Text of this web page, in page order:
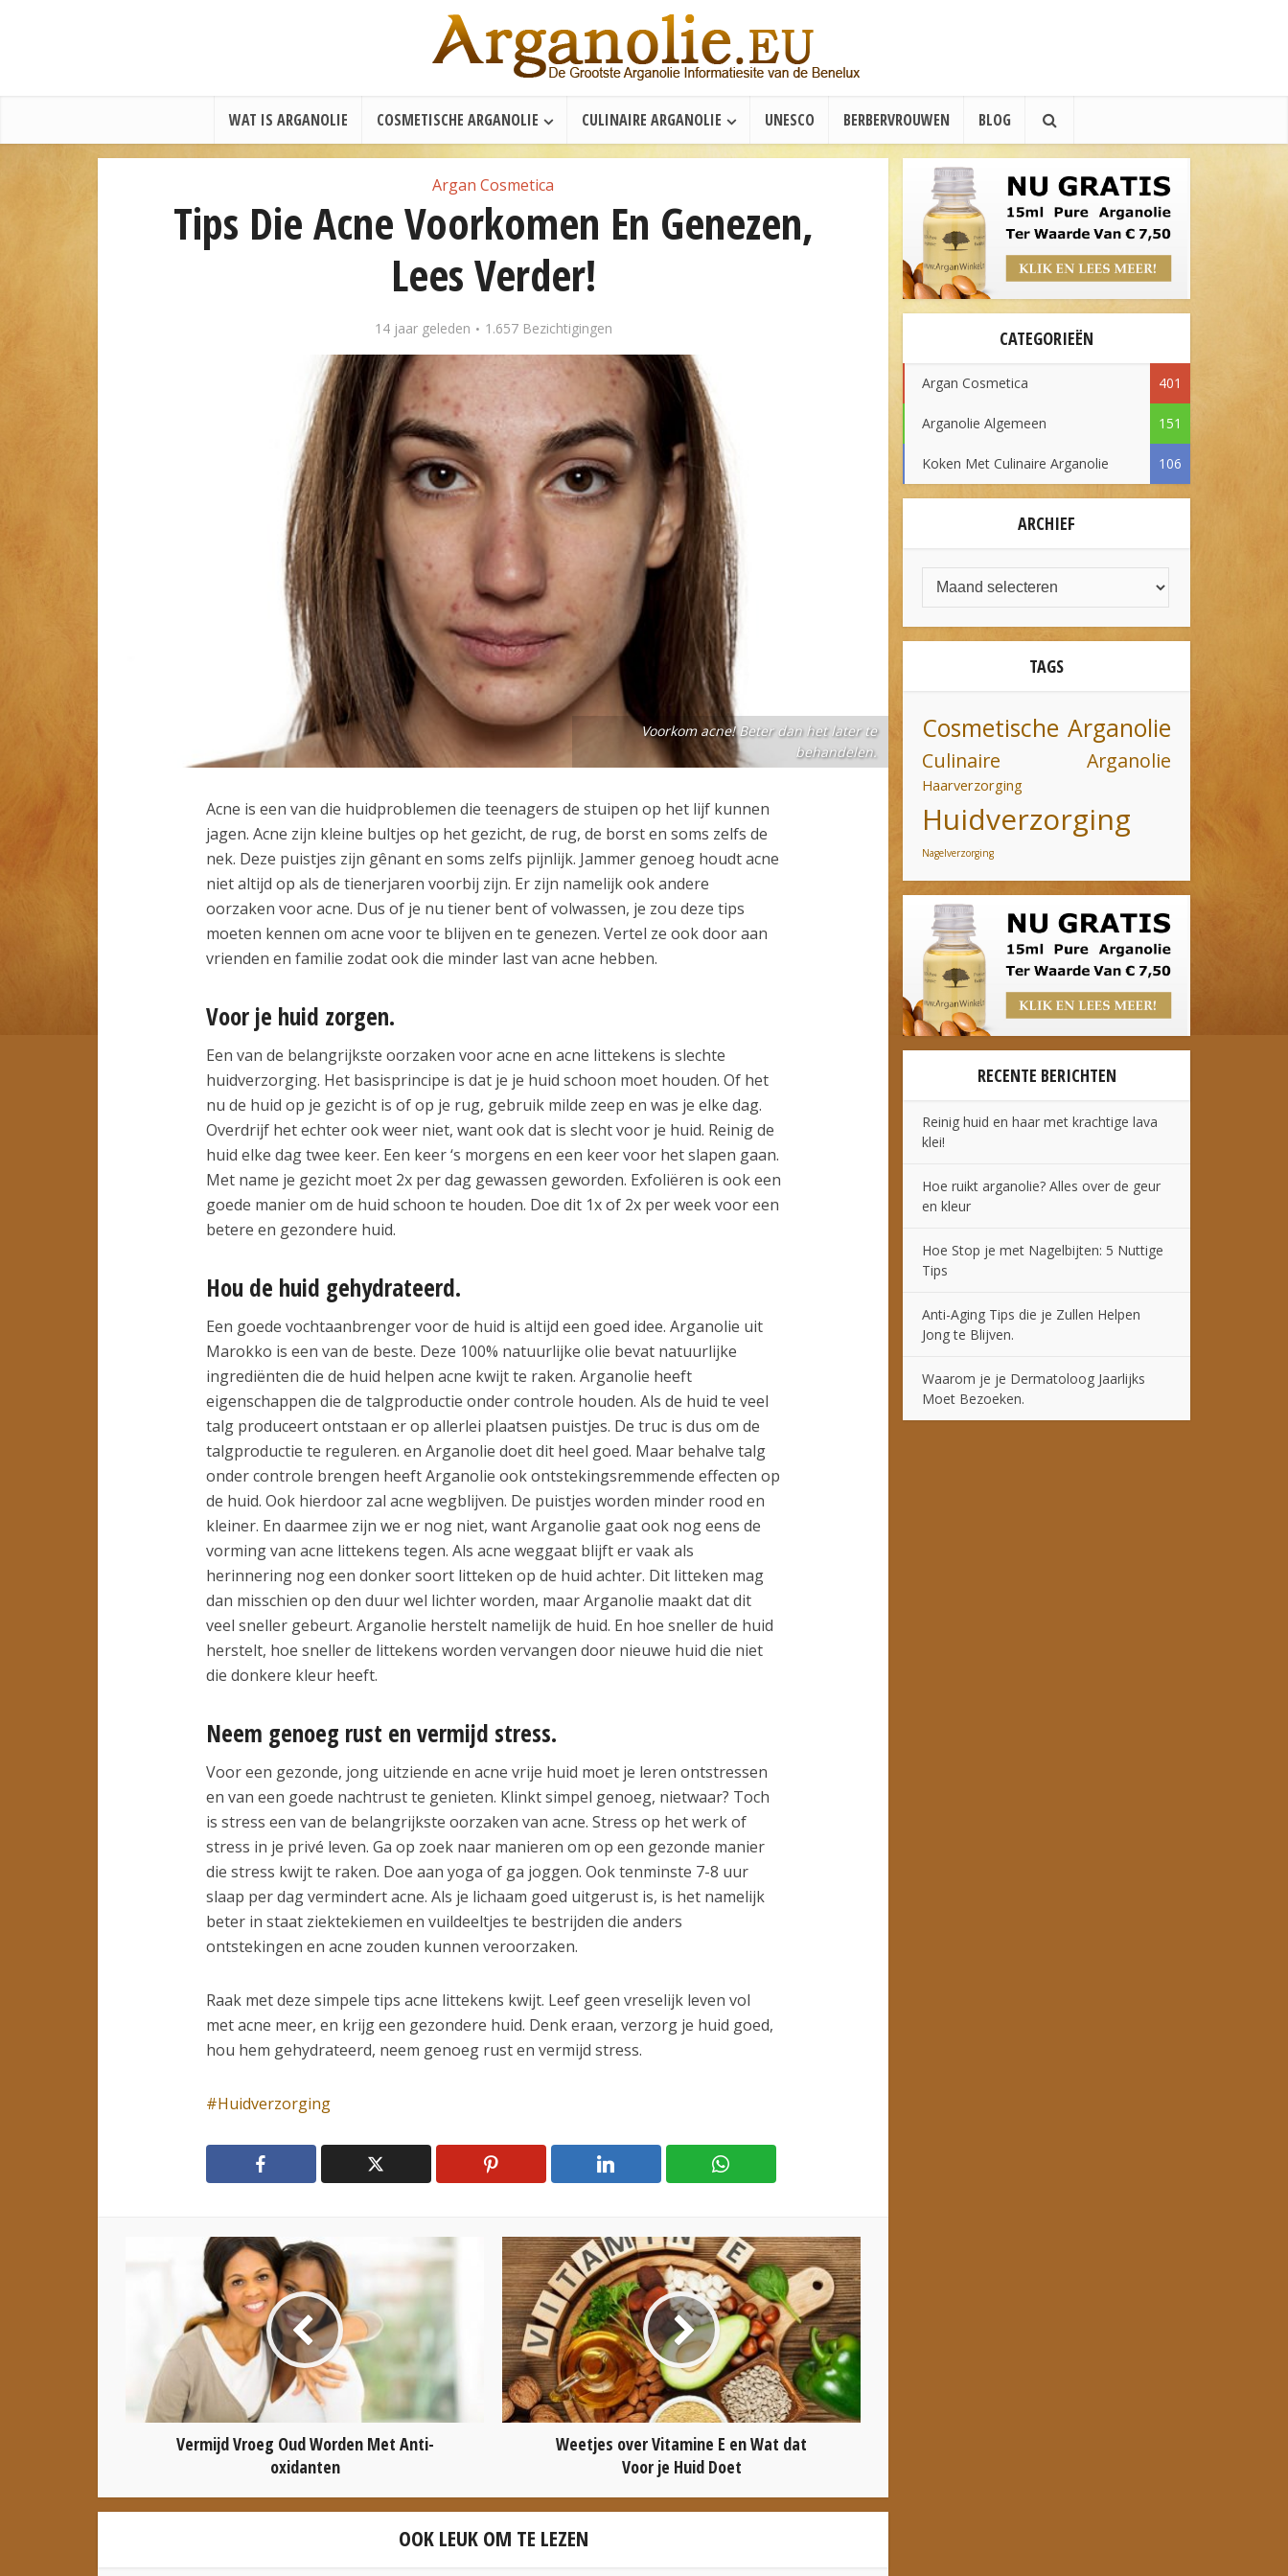
WAT IS ARGANOLIE COSMETISCHE ARGANOLIE CULINAIRE ARGANOLIE UNESCO BERBERVROUWEN BLOG
Argan Cosmetica
Tips Die Acne Voorkomen En Genezen,
Lees Verder!
14 jaar geleden 1.657 Bezichtigingen
Voorkom acne! Beter dan het later te
behandelen.
Acne is een van die huidproblemen die teenagers de stuipen op het lijf kunnen
jagen. Acne zijn kleine bultjes op het gezicht, de rug, de borst en soms zelfs de
nek. Deze puistjes zijn gênant en soms zelfs pijnlijk. Jammer genoeg houdt acne
niet altijd op als de tienerjaren voorbij zijn. Er zijn namelijk ook andere
oorzaken voor acne. Dus of je nu tiener bent of volwassen, je zou deze tips
moeten kennen om acne voor te blijven en te genezen. Vertel ze ook door aan
vrienden en familie zodat ook die minder last van acne hebben.
Voor je huid zorgen.
Een van de belangrijkste oorzaken voor acne en acne littekens is slechte
huidverzorging. Het basisprincipe is dat je je huid schoon moet houden. Of het
nu de huid op je gezicht is of op je rug, gebruik milde zeep en was je elke dag.
Overdrijf het echter ook weer niet, want ook dat is slecht voor je huid. Reinig de
huid elke dag twee keer. Een keer ‘s morgens en een keer voor het slapen gaan.
Met name je gezicht moet 2x per dag gewassen geworden. Exfoliëren is ook een
goede manier om de huid schoon te houden. Doe dit 1x of 2x per week voor een
betere en gezondere huid.
Hou de huid gehydrateerd.
Een goede vochtaanbrenger voor de huid is altijd een goed idee. Arganolie uit
Marokko is een van de beste. Deze 100% natuurlijke olie bevat natuurlijke
ingrediënten die de huid helpen acne kwijt te raken. Arganolie heeft
eigenschappen die de talgproductie onder controle houden. Als de huid te veel
talg produceert ontstaan er op allerlei plaatsen puistjes. De truc is dus om de
talgproductie te reguleren. en Arganolie doet dit heel goed. Maar behalve talg
onder controle brengen heeft Arganolie ook ontstekingsremmende effecten op
de huid. Ook hierdoor zal acne wegblijven. De puistjes worden minder rood en
kleiner. En daarmee zijn we er nog niet, want Arganolie gaat ook nog eens de
vorming van acne littekens tegen. Als acne weggaat blijft er vaak als
herinnering nog een donker soort litteken op de huid achter. Dit litteken mag
dan misschien op den duur wel lichter worden, maar Arganolie maakt dat dit
veel sneller gebeurt. Arganolie herstelt namelijk de huid. En hoe sneller de huid
herstelt, hoe sneller de littekens worden vervangen door nieuwe huid die niet
die donkere kleur heeft.
Neem genoeg rust en vermijd stress.
Voor een gezonde, jong uitziende en acne vrije huid moet je leren ontstressen
en van een goede nachtrust te genieten. Klinkt simpel genoeg, nietwaar? Toch
is stress een van de belangrijkste oorzaken van acne. Stress op het werk of
stress in je privé leven. Ga op zoek naar manieren om op een gezonde manier
die stress kwijt te raken. Doe aan yoga of ga joggen. Ook tenminste 7-8 uur
slaap per dag vermindert acne. Als je lichaam goed uitgerust is, is het namelijk
beter in staat ziektekiemen en vuildeeltjes te bestrijden die anders
ontstekingen en acne zouden kunnen veroorzaken.
Raak met deze simpele tips acne littekens kwijt. Leef geen vreselijk leven vol
met acne meer, en krijg een gezondere huid. Denk eraan, verzorg je huid goed,
hou hem gehydrateerd, neem genoeg rust en vermijd stress.
Huidverzorging
Vermijd Vroeg Oud Worden Met Anti-
oxidanten
Weetjes over Vitamine E en Wat dat
Voor je Huid Doet
OOK LEUK OM TE LEZEN
CATEGORIEËN
Argan Cosmetica 401
Arganolie Algemeen 151
Koken Met Culinaire Arganolie 106
ARCHIEF
TAGS
Cosmetische Arganolie
Culinaire Arganolie
Haarverzorging
Huidverzorging
Nagelverzorging
RECENTE BERICHTEN
Reinig huid en haar met krachtige lava
klei!
Hoe ruikt arganolie? Alles over de geur
en kleur
Hoe Stop je met Nagelbijten: 5 Nuttige
Tips
Anti-Aging Tips die je Zullen Helpen
Jong te Blijven.
Waarom je je Dermatoloog Jaarlijks
Moet Bezoeken.